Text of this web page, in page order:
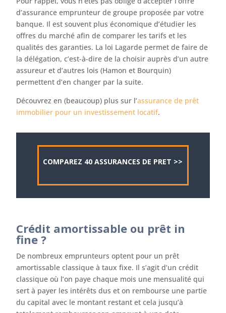
d’assurance emprunteur de groupe proposée par votre
banque. Il est souvent plus économique d’étudier les
offres du marché afin de comparer les tarifs et les
qualités des garanties. La loi Lagarde permet de faire de
la délégation, c’est-à-dire de la choisir auprès d’un autre
assureur et d’autres lois (Hamon et Bourquin)
permettent d’en changer par la suite.
Découvrez en (beaucoup) plus sur l’assurance de prêt
immobilier pour un investissement locatif.
COMPAREZ 40 ASSURANCES DE PRET >>
Crédit amortissable ou prêt in
fine ?
De nombreux emprunteurs optent pour un prêt
amortissable classique à taux fixe. Il s’agit d’un crédit
classique où l’on paye chaque mois une mensualité qui
sert à payer les intérêts dus et on rembourse une partie
du capital avec le montant restant et cela jusqu’à